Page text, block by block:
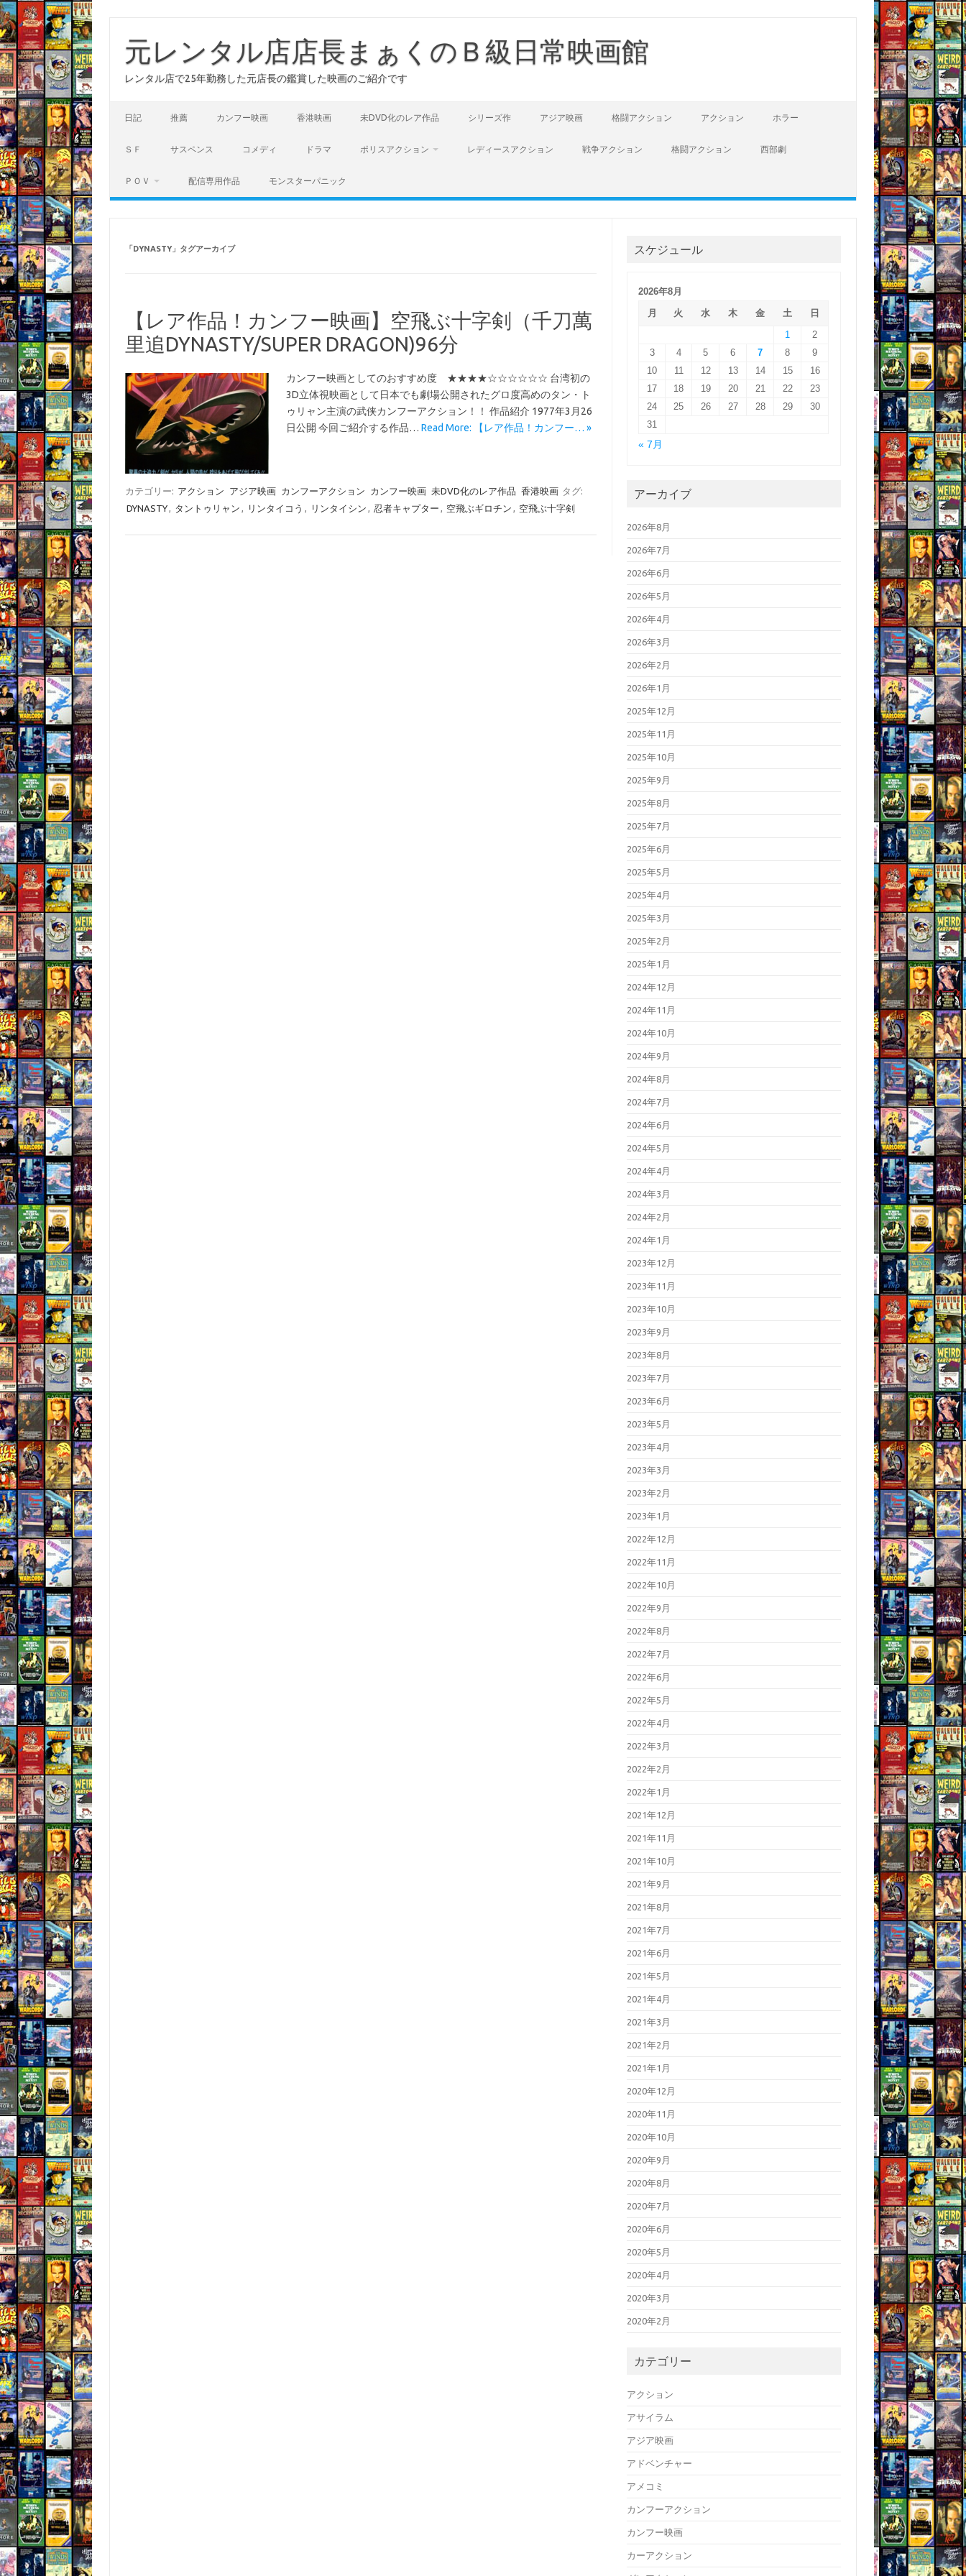
元レンタル店店長まぁくのＢ級日常映画館
レンタル店で25年勤務した元店長の鑑賞した映画のご紹介です
日記 推薦 カンフー映画 香港映画 未DVD化のレア作品 シリーズ作 アジア映画 格闘アクション アクション ホラー
ＳＦ サスペンス コメディ ドラマ ポリスアクション レディースアクション 戦争アクション 格闘アクション 西部劇
ＰＯＶ 配信専用作品 モンスターパニック
「DYNASTY」タグアーカイブ
【レア作品！カンフー映画】空飛ぶ十字剣（千刀萬
里追DYNASTY/SUPER DRAGON)96分
カンフー映画としてのおすすめ度 ★★★★☆☆☆☆☆☆ 台湾初の
3D立体視映画として日本でも劇場公開されたグロ度高めのタン・ト
ゥリャン主演の武侠カンフーアクション！！ 作品紹介 1977年3月26
日公開 今回ご紹介する作品… Read More: 【レア作品！カンフー… »
カテゴリー: アクション アジア映画 カンフーアクション カンフー映画 未DVD化のレア作品 香港映画 タグ:
DYNASTY, タントゥリャン , リンタイコう , リンタイシン , 忍者キャプター , 空飛ぶギロチン , 空飛ぶ十字剣
スケジュール
2026年8月
月
火 水 木 金 土
日
1
2
3
4 5 6 7 8
9
10
11 12 13 14 15
16
17
18 19 20 21 22
23
24
25 26 27 28 29
30
31
« 7月
アーカイブ
2026年8月
2026年7月
2026年6月
2026年5月
2026年4月
2026年3月
2026年2月
2026年1月
2025年12月
2025年11月
2025年10月
2025年9月
2025年8月
2025年7月
2025年6月
2025年5月
2025年4月
2025年3月
2025年2月
2025年1月
2024年12月
2024年11月
2024年10月
2024年9月
2024年8月
2024年7月
2024年6月
2024年5月
2024年4月
2024年3月
2024年2月
2024年1月
2023年12月
2023年11月
2023年10月
2023年9月
2023年8月
2023年7月
2023年6月
2023年5月
2023年4月
2023年3月
2023年2月
2023年1月
2022年12月
2022年11月
2022年10月
2022年9月
2022年8月
2022年7月
2022年6月
2022年5月
2022年4月
2022年3月
2022年2月
2022年1月
2021年12月
2021年11月
2021年10月
2021年9月
2021年8月
2021年7月
2021年6月
2021年5月
2021年4月
2021年3月
2021年2月
2021年1月
2020年12月
2020年11月
2020年10月
2020年9月
2020年8月
2020年7月
2020年6月
2020年5月
2020年4月
2020年3月
2020年2月
カテゴリー
アクション
アサイラム
アジア映画
アドベンチャー
アメコミ
カンフーアクション
カンフー映画
カーアクション